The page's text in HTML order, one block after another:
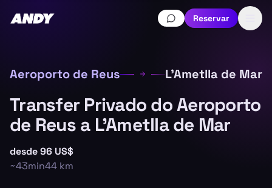
Reservar
Aeroporto de Reus L'Ametlla de Mar
Transfer Privado do Aeroporto
de Reus a L'Ametlla de Mar
desde96 US$
~43min44 km